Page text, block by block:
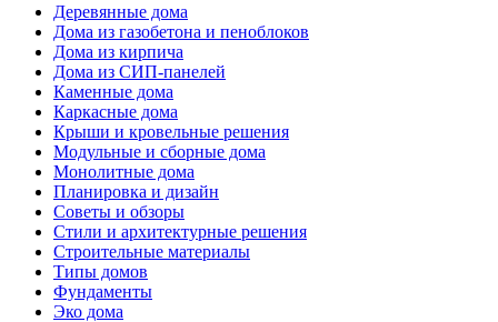
Деревянные дома
Дома из газобетона и пеноблоков
Дома из кирпича
Дома из СИП-панелей
Каменные дома
Каркасные дома
Крыши и кровельные решения
Модульные и сборные дома
Монолитные дома
Планировка и дизайн
Советы и обзоры
Стили и архитектурные решения
Строительные материалы
Типы домов
Фундаменты
Эко дома